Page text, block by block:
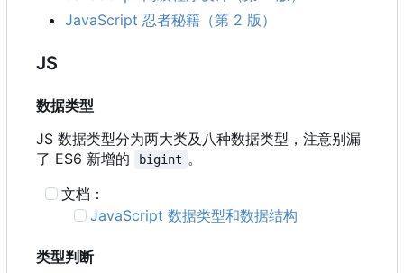
JavaScript 忍者秘籍（第 2 版）
JS
数据类型
JS 数据类型分为两大类及八种数据类型，注意别漏
了 ES6 新增的
bigint 。
文档：
JavaScript 数据类型和数据结构
类型判断